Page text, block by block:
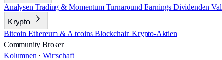
Analysen Trading & Momentum Turnaround Earnings Dividenden
Krypto
Bitcoin Ethereum & Altcoins Blockchain Krypto-Aktien
Community Broker
Kolumnen · Wirtschaft